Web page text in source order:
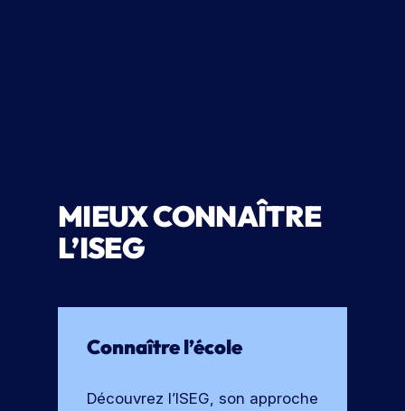
MIEUX CONNAÎTRE
L’ISEG
Connaître l’école
Découvrez l’ISEG, son approche